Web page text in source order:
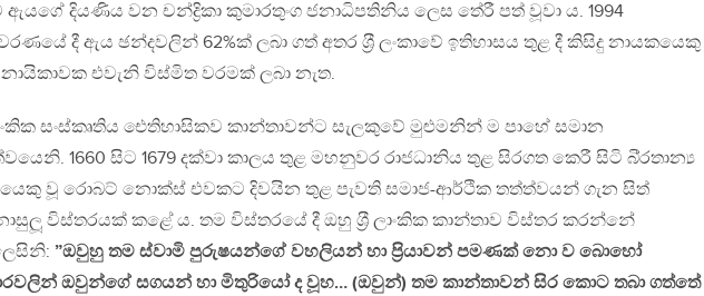
ඇයගේ දියණිය වන චන්ද්‍රිකා කුමාරතුංග ජනාධිපතිනිය ලෙස තේරී පත් වූවා ය. 1994
දී ඇය ඡන්දවලින් 62%ක් ලබා ගත් අතර ශ‍්‍රී ලංකාවේ ඉතිහාසය තුළ දී කිසිදු නායකයෙකු
එවැනි විස්මිත වරමක් ලබා නැත.
සංස්කෘතිය ඓතිහාසිකව කාන්තාවන්ට සැලකුවේ මුළුමනින් ම පාහේ සමාන
1660 සිට 1679 දක්වා කාලය තුළ මහනුවර රාජධානිය තුළ සිරගත කෙරී සිටි බි‍්‍රතාන්‍ය
වූ රොබට් නොක්ස් එවකට දිවයින තුළ පැවති සමාජ-ආර්ථික තත්ත්වයන් ගැන සිත්
විස්තරයක් කළේ ය. තම විස්තරයේ දී ඔහු ශ‍්‍රී ලාංකික කාන්තාව විස්තර කරන්නේ
”ඔවුහු තම ස්වාමි පුරුෂයන්ගේ වහලියන් හා ප‍්‍රියාවන් පමණක් නො ව බොහෝ
ඔවුන්ගේ සගයන් හා මිතුරියෝ ද වූහ… (ඔවුන්) තම කාන්තාවන් සිර කොට තබා ගත්තේ